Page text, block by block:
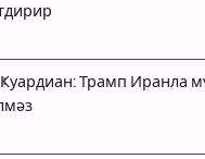
Ҝуардиан: Трамп Иранла